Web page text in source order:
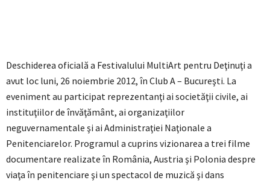
Deschiderea oficială a Festivalului MultiArt pentru Deţinuţi a
avut loc luni, 26 noiembrie 2012, în Club A – Bucureşti. La
eveniment au participat reprezentanţi ai societăţii civile, ai
instituţiilor de învăţământ, ai organizaţiilor
neguvernamentale şi ai Administraţiei Naţionale a
Penitenciarelor. Programul a cuprins vizionarea a trei filme
documentare realizate în România, Austria şi Polonia despre
viaţa în penitenciare şi un spectacol de muzică şi dans